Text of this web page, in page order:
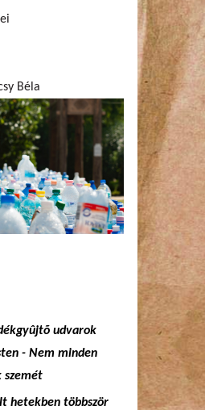
Béla
hetekben többször